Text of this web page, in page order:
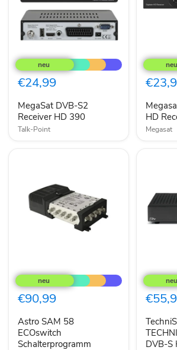
DVB-
S2
Receiver
HD
€24,99
MegaSat DVB-S2
Receiver HD 390
Talk-Point
HD
200
C
V2
Receiver
HD
Megasat
SAM
58
ECOswitch
Schalterprogramm
€90,99
Astro SAM 58
ECOswitch
Schalterprogramm
DVB-
S
HDTV-
DVB-S